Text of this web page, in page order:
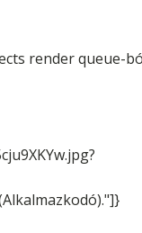
render queue-